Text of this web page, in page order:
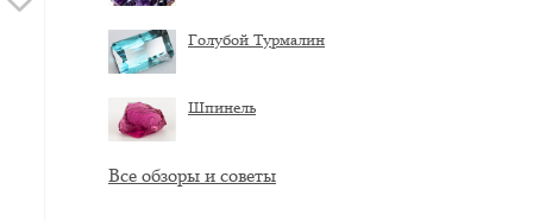
Голубой Турмалин
Шпинель
Все обзоры и советы